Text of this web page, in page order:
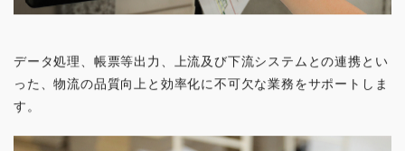
データ処理、帳票等出力、上流及び下流システムとの連携とい
った、物流の品質向上と効率化に不可欠な業務をサポートしま
す。